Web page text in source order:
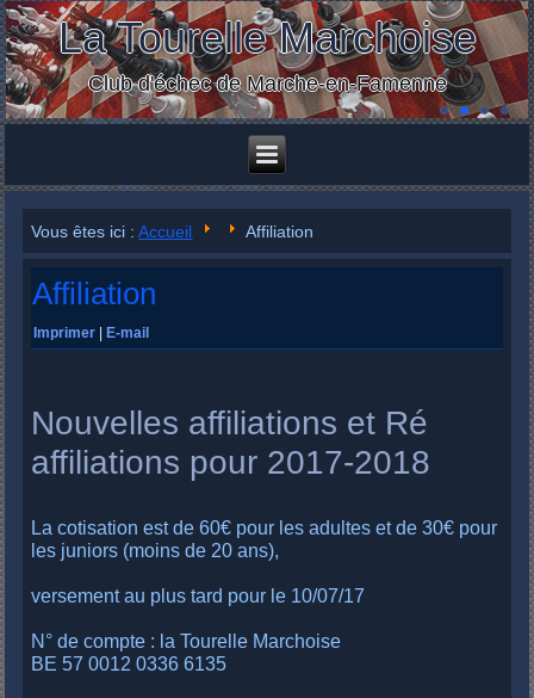
La Tourelle Marchoise
Club d'échec de Marche-en-Famenne
Vous êtes ici :Accueil Affiliation
Affiliation
Imprimer |E-mail
Nouvelles affiliations et Ré
affiliations pour 2017-2018
La cotisation est de 60€ pour les adultes et de 30€ pour
les juniors (moins de 20 ans),
versement au plus tard pour le 10/07/17
N° de compte : la Tourelle Marchoise
BE 57 0012 0336 6135